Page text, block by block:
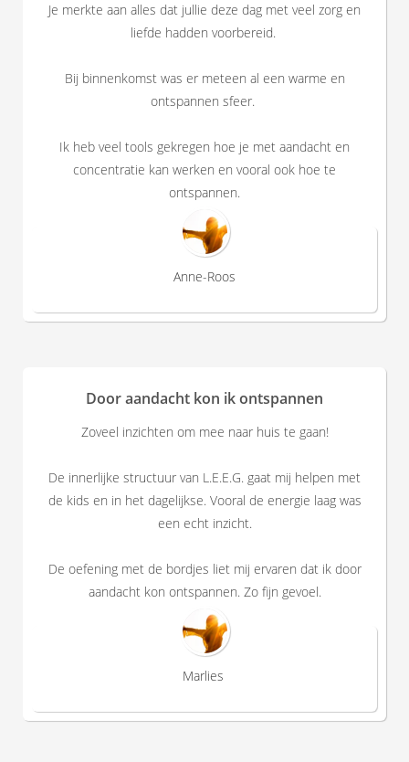
Je merkte aan alles dat jullie deze dag met veel zorg en
liefde hadden voorbereid.
Bij binnenkomst was er meteen al een warme en
ontspannen sfeer.
Ik heb veel tools gekregen hoe je met aandacht en
concentratie kan werken en vooral ook hoe te
ontspannen.
Anne-Roos
Door aandacht kon ik ontspannen
Zoveel inzichten om mee naar huis te gaan!
De innerlijke structuur van L.E.E.G. gaat mij helpen met
de kids en in het dagelijkse. Vooral de energie laag was
een echt inzicht.
De oefening met de bordjes liet mij ervaren dat ik door
aandacht kon ontspannen. Zo fijn gevoel.
Marlies